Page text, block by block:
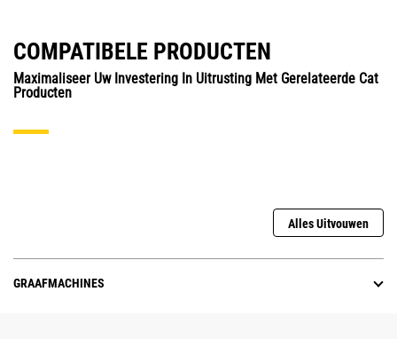
COMPATIBELE PRODUCTEN
Maximaliseer Uw Investering In Uitrusting Met Gerelateerde Cat
Producten
Alles Uitvouwen
GRAAFMACHINES